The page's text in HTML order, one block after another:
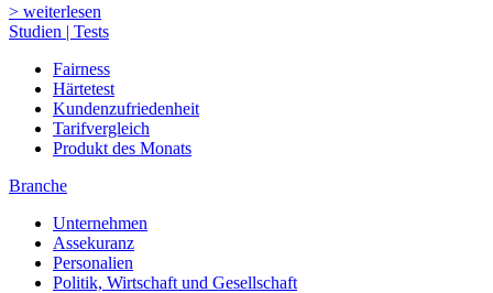
> weiterlesen
Studien | Tests
Fairness
Härtetest
Kundenzufriedenheit
Tarifvergleich
Produkt des Monats
Branche
Unternehmen
Assekuranz
Personalien
Politik, Wirtschaft und Gesellschaft